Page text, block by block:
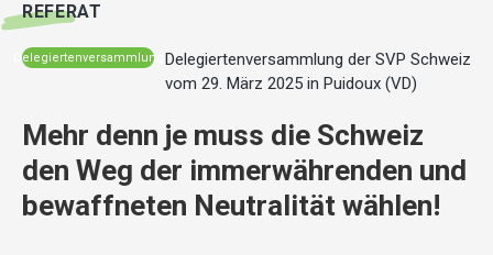
REFERAT
Delegiertenversammlung
Delegiertenversammlung der SVP Schweiz
vom 29. März 2025 in Puidoux (VD)
Mehr denn je muss die Schweiz
den Weg der immerwährenden und
bewaffneten Neutralität wählen!